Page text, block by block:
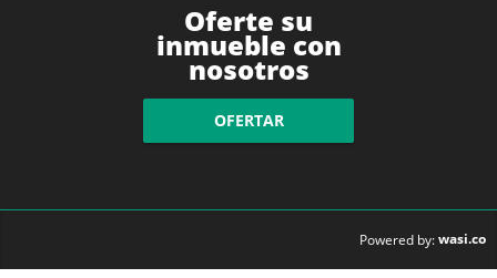
Oferte su
inmueble con
nosotros
OFERTAR
Powered by:wasi.co